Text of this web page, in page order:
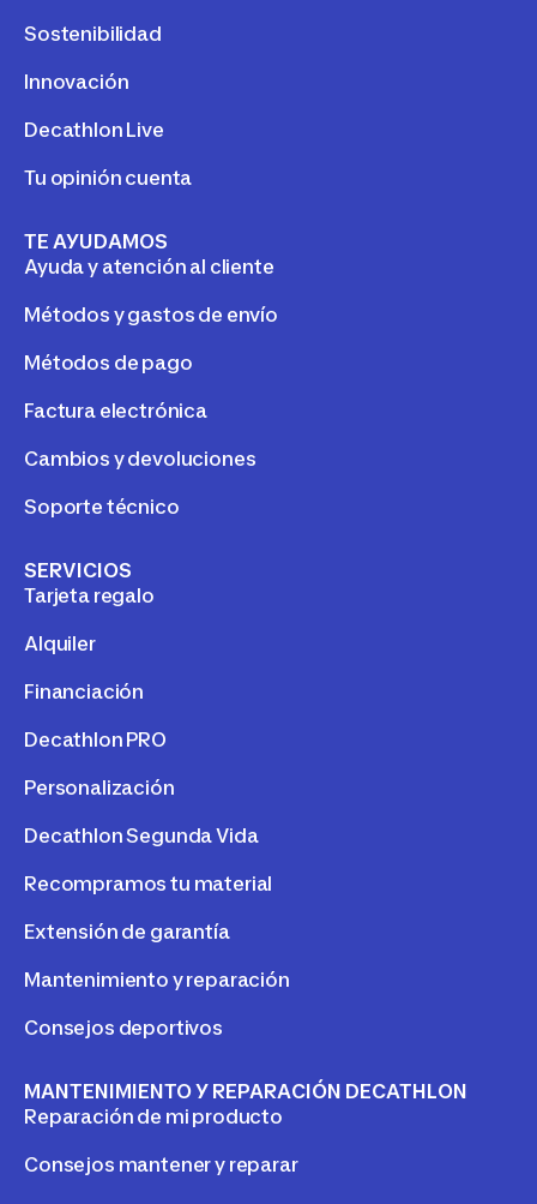
Sostenibilidad
Innovación
Decathlon Live
Tu opinión cuenta
TE AYUDAMOS
Ayuda y atención al cliente
Métodos y gastos de envío
Métodos de pago
Factura electrónica
Cambios y devoluciones
Soporte técnico
SERVICIOS
Tarjeta regalo
Alquiler
Financiación
Decathlon PRO
Personalización
Decathlon Segunda Vida
Recompramos tu material
Extensión de garantía
Mantenimiento y reparación
Consejos deportivos
MANTENIMIENTO Y REPARACIÓN DECATHLON
Reparación de mi producto
Consejos mantener y reparar